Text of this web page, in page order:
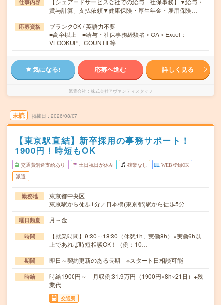
仕事内容
【シェアードサービス会社での給与・社保事務】▼給与・
賞与計算、支払依頼▼健康保険・厚生年金・雇用保険…
応募資格
ブランクOK / 英語力不要
■高卒以上 ■給与・社保事務経験者＜OA＞Excel：
VLOOKUP、COUNTIF等
気になる! 応募へ進む 詳しく見る
派遣会社 株式会社アヴァンティスタッフ
未読 掲載日 2026/08/07
【東京駅直結】新卒採用の事務サポート！
1900円！時短もOK
交通費別途支給あり 土日祝日が休み 残業なし WEB登録OK
派遣
勤務地
東京都中央区
東京駅から徒歩1分／日本橋(東京都)駅から徒歩5分
曜日頻度 月～金
時間
【就業時間】9:30～18:30（休憩1h、実働8h）※実働6h以
上であれば時短相談OK！（例：10…
期間 即日～契約更新のある長期 ※スタート日相談可能
時給
時給1900円～ 月収例:31.9万円（1900円×8h×21日）+残
業代
交通費